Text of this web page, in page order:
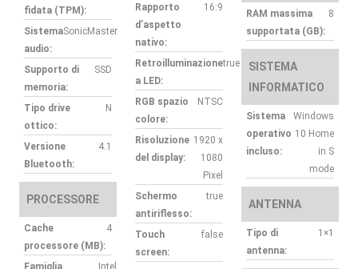
fidata (TPM):
Sistema
audio:
SonicMaster
Supporto di
memoria:
SSD
Tipo drive
ottico:
N
Versione
Bluetooth:
4.1
PROCESSORE
Cache
processore (MB):
4
Rapporto
d’aspetto
nativo:
16:9
Retroilluminazione
a LED:
true
RGB spazio
colore:
NTSC
Risoluzione
del display:
1920 x
1080
Pixel
Schermo
antiriflesso:
true
Touch
screen:
false
RAM massima
supportata (GB):
8
SISTEMA
INFORMATICO
Sistema
operativo
incluso:
Windows
10 Home
in S
mode
ANTENNA
Tipo di
antenna:
1×1